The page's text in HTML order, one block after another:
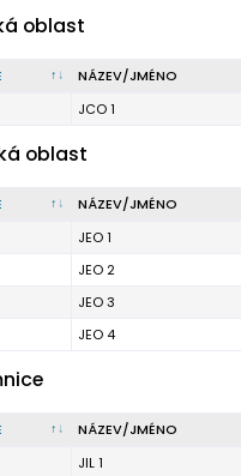
oblast
NÁZEV/JMÉNO
JCO 1
oblast
NÁZEV/JMÉNO
JEO 1
JEO 2
JEO 3
JEO 4
NÁZEV/JMÉNO
JIL 1